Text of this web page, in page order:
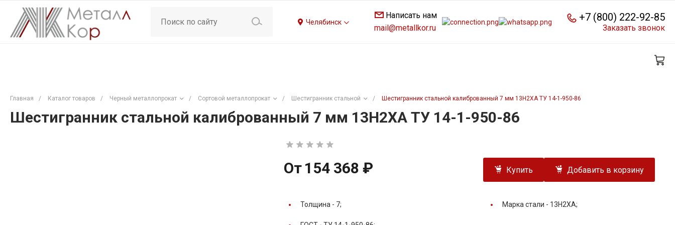
Челябинск
Написать нам
mail@metallkor.ru
+7 (800) 222-92-85
Заказать звонок
Главная / Каталог товаров / Черный металлопрокат / Сортовой металлопрокат / Шестигранник стальной / Шестигранник стальной калиброванный 7 мм 13Н2ХА ТУ 14-1-950-86
Шестигранник стальной калиброванный 7 мм 13Н2ХА ТУ 14-1-950-86
От 154 368 ₽ Купить Добавить в корзину
Толщина - 7; Марка стали - 13Н2ХА;